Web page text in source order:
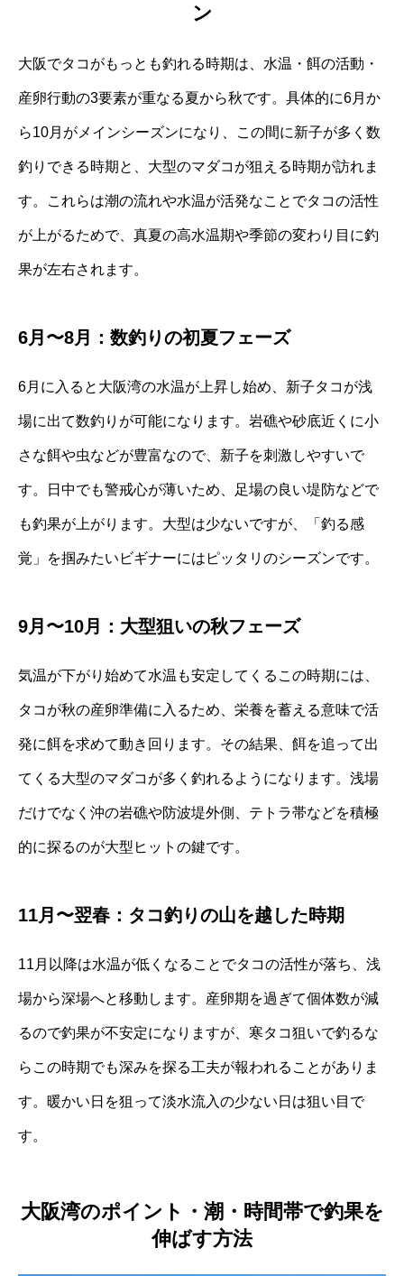
ン
大阪でタコがもっとも釣れる時期は、水温・餌の活動・
産卵行動の3要素が重なる夏から秋です。具体的に6月か
ら10月がメインシーズンになり、この間に新子が多く数
釣りできる時期と、大型のマダコが狙える時期が訪れま
す。これらは潮の流れや水温が活発なことでタコの活性
が上がるためで、真夏の高水温期や季節の変わり目に釣
果が左右されます。
6月〜8月：数釣りの初夏フェーズ
6月に入ると大阪湾の水温が上昇し始め、新子タコが浅
場に出て数釣りが可能になります。岩礁や砂底近くに小
さな餌や虫などが豊富なので、新子を刺激しやすいで
す。日中でも警戒心が薄いため、足場の良い堤防などで
も釣果が上がります。大型は少ないですが、「釣る感
覚」を掴みたいビギナーにはピッタリのシーズンです。
9月〜10月：大型狙いの秋フェーズ
気温が下がり始めて水温も安定してくるこの時期には、
タコが秋の産卵準備に入るため、栄養を蓄える意味で活
発に餌を求めて動き回ります。その結果、餌を追って出
てくる大型のマダコが多く釣れるようになります。浅場
だけでなく沖の岩礁や防波堤外側、テトラ帯などを積極
的に探るのが大型ヒットの鍵です。
11月〜翌春：タコ釣りの山を越した時期
11月以降は水温が低くなることでタコの活性が落ち、浅
場から深場へと移動します。産卵期を過ぎて個体数が減
るので釣果が不安定になりますが、寒タコ狙いで釣るな
らこの時期でも深みを探る工夫が報われることがありま
す。暖かい日を狙って淡水流入の少ない日は狙い目で
す。
大阪湾のポイント・潮・時間帯で釣果を
伸ばす方法